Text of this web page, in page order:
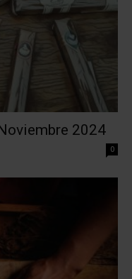
2024
0